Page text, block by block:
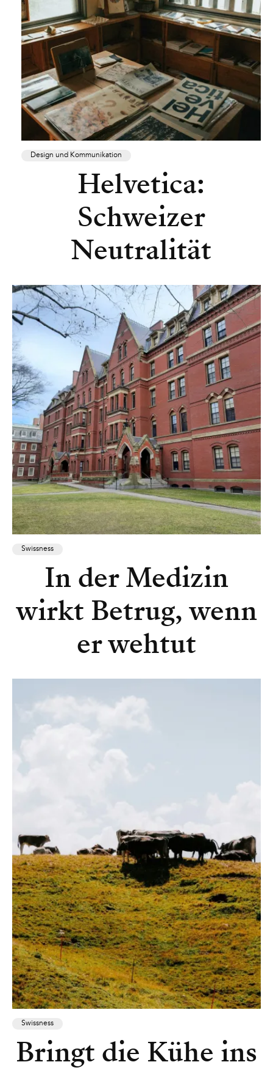
Design und Kommunikation
Helvetica:
Schweizer
Neutralität
Swissness
In der Medizin
wirkt Betrug, wenn
er wehtut
Swissness
Bringt die Kühe ins